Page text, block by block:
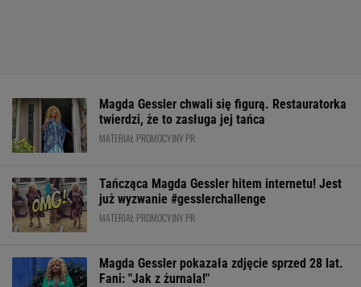
Magda Gessler chwali się figurą. Restauratorka
twierdzi, że to zasługa jej tańca
MATERIAŁ PROMOCYJNY PR
Tańcząca Magda Gessler hitem internetu! Jest
już wyzwanie #gesslerchallenge
MATERIAŁ PROMOCYJNY PR
Magda Gessler pokazała zdjęcie sprzed 28 lat.
Fani: "Jak z żurnala!"